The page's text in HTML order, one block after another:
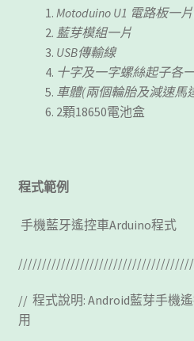
Motoduino U1 電路板一片
藍芽模組一片
USB傳輸線
十字及一字螺絲起子各
車體(兩個輪胎及減速馬
2顆18650電池盒
程式範例
手機藍牙遙控車Arduino程式
// 程式說明: Android藍芽手機
用